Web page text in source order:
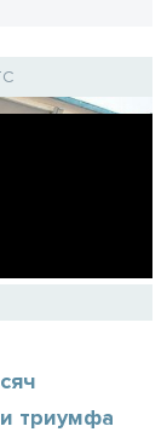
триумфа